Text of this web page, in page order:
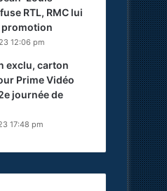
RTL, RMC lui
12:06 pm
exclu, carton
Prime Vidéo
journée de
17:48 pm